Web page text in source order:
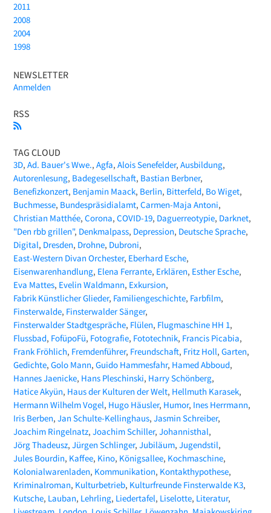
2011
2008
2004
1998
NEWSLETTER
Anmelden
RSS
TAG CLOUD
3D Ad. Bauer's Wwe. Agfa Alois Senefelder Ausbildung
Autorenlesung Badegesellschaft Bastian Berbner
Benefizkonzert Benjamin Maack Berlin Bitterfeld Bo Wiget
Buchmesse Bundespräsidialamt Carmen-Maja Antoni
Christian Matthée Corona COVID-19 Daguerreotypie Darknet
"Den rbb grillen" Denkmalpass Depression Deutsche Sprache
Digital Dresden Drohne Dubroni
East-Western Divan Orchester Eberhard Esche
Eisenwarenhandlung Elena Ferrante Erklären Esther Esche
Eva Mattes Evelin Waldmann Exkursion
Fabrik Künstlicher Glieder Familiengeschichte Farbfilm
Finsterwalde Finsterwalder Sänger
Finsterwalder Stadtgespräche Flülen Flugmaschine HH 1
Flussbad FofüpoFü Fotografie Fototechnik Francis Picabia
Frank Fröhlich Fremdenführer Freundschaft Fritz Holl Garten
Gedichte Golo Mann Guido Hammesfahr Hamed Abboud
Hannes Jaenicke Hans Pleschinski Harry Schönberg
Hatice Akyün Haus der Kulturen der Welt Hellmuth Karasek
Hermann Wilhelm Vogel Hugo Häusler Humor Ines Herrmann
Iris Berben Jan Schulte-Kellinghaus Jasmin Schreiber
Joachim Ringelnatz Joachim Schiller Johannisthal
Jörg Thadeusz Jürgen Schlinger Jubiläum Jugendstil
Jules Bourdin Kaffee Kino Königsallee Kochmaschine
Kolonialwarenladen Kommunikation Kontakthypothese
Kriminalroman Kulturbetrieb Kulturfreunde Finsterwalde K3
Kutsche Lauban Lehrling Liedertafel Liselotte Literatur